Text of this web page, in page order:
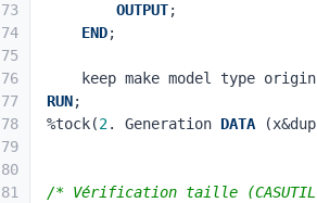
73
OUTPUT;
74
END;
75
76
keep make model type
77
RUN;
78
%tock(2. Generation DATA
79
80
81
/* Vérification taille